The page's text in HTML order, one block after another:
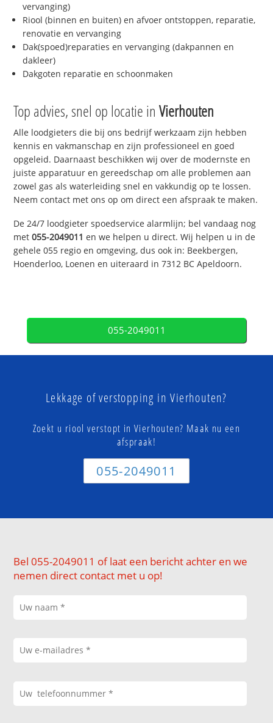
vervanging)
Riool (binnen en buiten) en afvoer ontstoppen, reparatie,
renovatie en vervanging
Dak(spoed)reparaties en vervanging (dakpannen en
dakleer)
Dakgoten reparatie en schoonmaken
Top advies, snel op locatie inVierhouten
Alle loodgieters die bij ons bedrijf werkzaam zijn hebben
kennis en vakmanschap en zijn professioneel en goed
opgeleid. Daarnaast beschikken wij over de modernste en
juiste apparatuur en gereedschap om alle problemen aan
zowel gas als waterleiding snel en vakkundig op te lossen.
Neem contact met ons op om direct een afspraak te maken.
De 24/7 loodgieter spoedservice alarmlijn; bel vandaag nog
met055-2049011 en we helpen u direct. Wij helpen u in de
gehele 055 regio en omgeving, dus ook in: Beekbergen,
Hoenderloo, Loenen en uiteraard in 7312 BC Apeldoorn.
055-2049011
Lekkage of verstopping in Vierhouten?
Zoekt u riool verstopt in Vierhouten? Maak nu een
afspraak!
055-2049011
Bel 055-2049011 of laat een bericht achter en we
nemen direct contact met u op!